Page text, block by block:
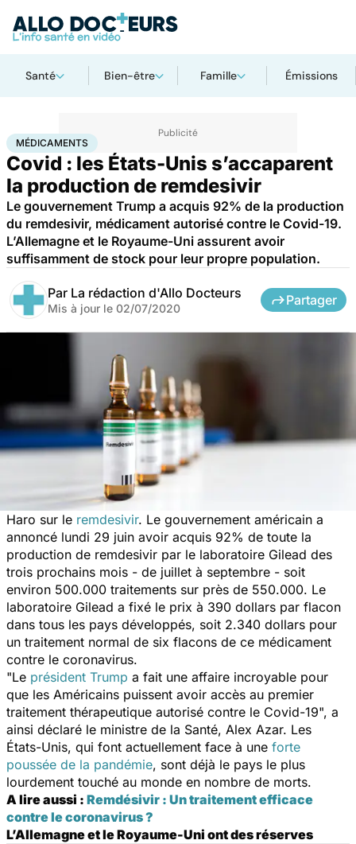
Santé Bien-être Famille Émissions
AccueilSantéMédicaments Médicaments
MÉDICAMENTS
Covid : les États-Unis s’accaparent
la production de remdesivir
Le gouvernement Trump a acquis 92% de la production
du remdesivir, médicament autorisé contre le Covid-19.
L’Allemagne et le Royaume-Uni assurent avoir
suffisamment de stock pour leur propre population.
Par La rédaction d'Allo Docteurs
Mis à jour le 02/07/2020
Partager
Haro sur le remdesivir. Le gouvernement américain a
annoncé lundi 29 juin avoir acquis 92% de toute la
production de remdesivir par le laboratoire Gilead des
trois prochains mois - de juillet à septembre - soit
environ 500.000 traitements sur près de 550.000. Le
laboratoire Gilead a fixé le prix à 390 dollars par flacon
dans tous les pays développés, soit 2.340 dollars pour
un traitement normal de six flacons de ce médicament
contre le coronavirus.
"Le président Trump a fait une affaire incroyable pour
que les Américains puissent avoir accès au premier
traitement thérapeutique autorisé contre le Covid-19", a
ainsi déclaré le ministre de la Santé, Alex Azar. Les
États-Unis, qui font actuellement face à une forte
poussée de la pandémie, sont déjà le pays le plus
lourdement touché au monde en nombre de morts.
A lire aussi : Remdésivir : Un traitement efficace
contre le coronavirus ?
L’Allemagne et le Royaume-Uni ont des réserves